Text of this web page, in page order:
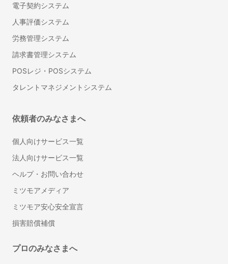
LMS（学習管理システム）
総務・法務
Web会議ツール
IT資産管理システム
オンラインストレージ
ナレッジマネジメントツール
ワークフローシステム
受付システム
文書管理システム
MDM(モバイル端末管理)
ビジネスフォン
クラウドPBX
セキュリティソフト
標的型攻撃対策ツール
電子契約システム
人事評価システム
労務管理システム
請求書管理システム
POSレジ・POSシステム
タレントマネジメントシステム
依頼者のみなさまへ
個人向けサービス一覧
法人向けサービス一覧
ヘルプ・お問い合わせ
ミツモアメディア
ミツモア安心安全宣言
損害賠償補償
プロのみなさまへ